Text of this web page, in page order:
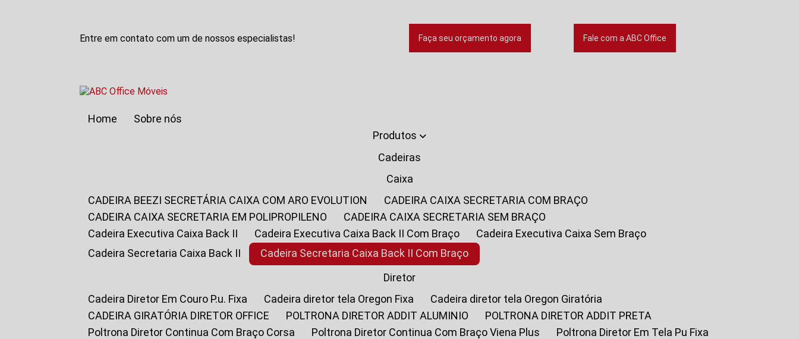
Entre em contato com um de nossos especialistas! Faça seu orçamento agora Fale com a ABC Office
Home
Sobre nós
Produtos
Cadeiras
Caixa
CADEIRA BEEZI SECRETÁRIA CAIXA COM ARO EVOLUTION
CADEIRA CAIXA SECRETARIA COM BRAÇO
CADEIRA CAIXA SECRETARIA EM POLIPROPILENO
CADEIRA CAIXA SECRETARIA SEM BRAÇO
Cadeira Executiva Caixa Back II
Cadeira Executiva Caixa Back II Com Braço
Cadeira Executiva Caixa Sem Braço
Cadeira Secretaria Caixa Back II
Cadeira Secretaria Caixa Back II Com Braço
Diretor
Cadeira Diretor Em Couro P.u. Fixa
Cadeira diretor tela Oregon Fixa
Cadeira diretor tela Oregon Giratória
CADEIRA GIRATÓRIA DIRETOR OFFICE
POLTRONA DIRETOR ADDIT ALUMINIO
POLTRONA DIRETOR ADDIT PRETA
Poltrona Diretor Continua Com Braço Corsa
Poltrona Diretor Continua Com Braço Viena Plus
Poltrona Diretor Em Tela Pu Fixa